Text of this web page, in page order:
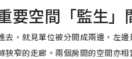
要空間「監生」
去，就見單位被分間成兩邊，左
狹窄的走廊。兩個房間的空間亦